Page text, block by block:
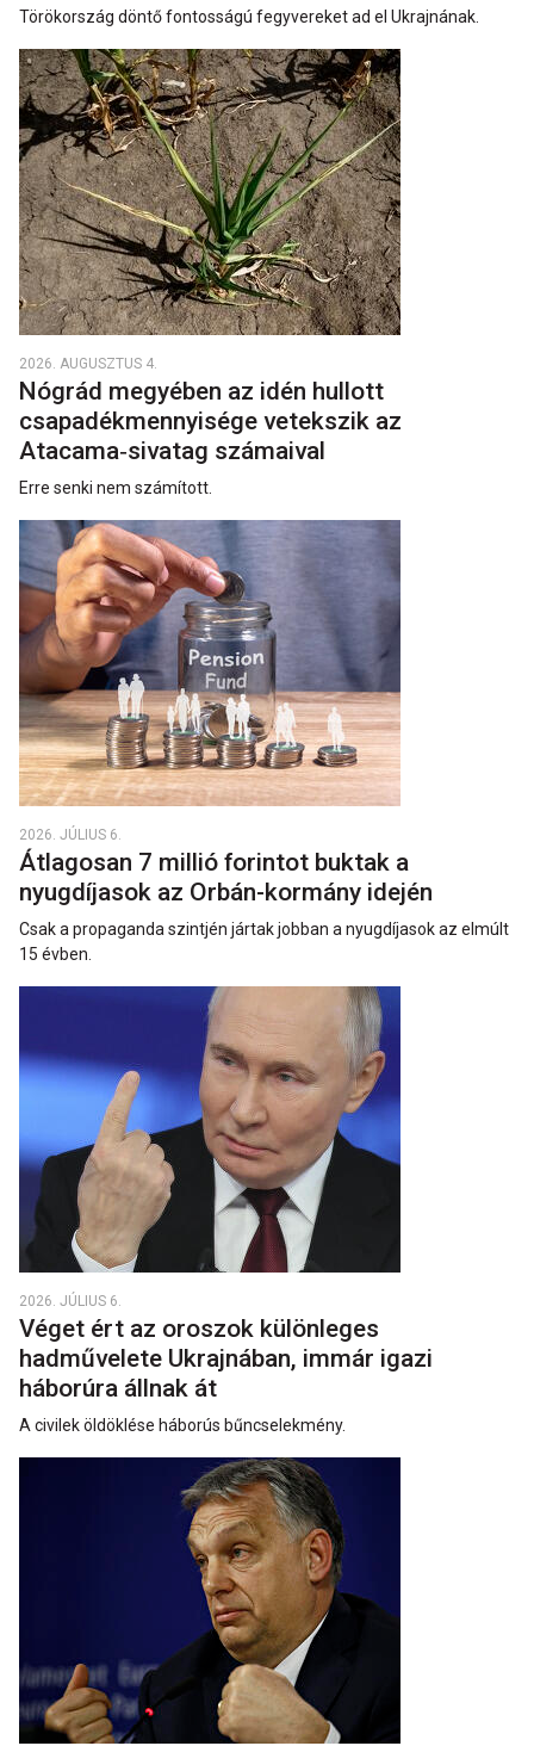
Törökország döntő fontosságú fegyvereket ad el Ukrajnának.
2026. AUGUSZTUS 4.
Nógrád megyében az idén hullott
csapadékmennyisége vetekszik az
Atacama‑sivatag számaival
Erre senki nem számított.
2026. JÚLIUS 6.
Átlagosan 7 millió forintot buktak a
nyugdíjasok az Orbán-kormány idején
Csak a propaganda szintjén jártak jobban a nyugdíjasok az elmúlt
15 évben.
2026. JÚLIUS 6.
Véget ért az oroszok különleges
hadművelete Ukrajnában, immár igazi
háborúra állnak át
A civilek öldöklése háborús bűncselekmény.